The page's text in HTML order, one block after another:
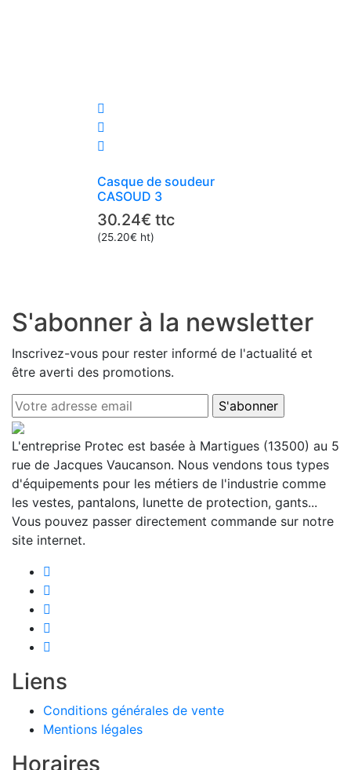
Casque de soudeur
CASOUD 3
30.24€ ttc
(25.20€ ht)
S'abonner à la newsletter
Inscrivez-vous pour rester informé de l'actualité et
être averti des promotions.
L'entreprise Protec est basée à Martigues (13500) au 5
rue de Jacques Vaucanson. Nous vendons tous types
d'équipements pour les métiers de l'industrie comme
les vestes, pantalons, lunette de protection, gants...
Vous pouvez passer directement commande sur notre
site internet.
Liens
Conditions générales de vente
Mentions légales
Horaires